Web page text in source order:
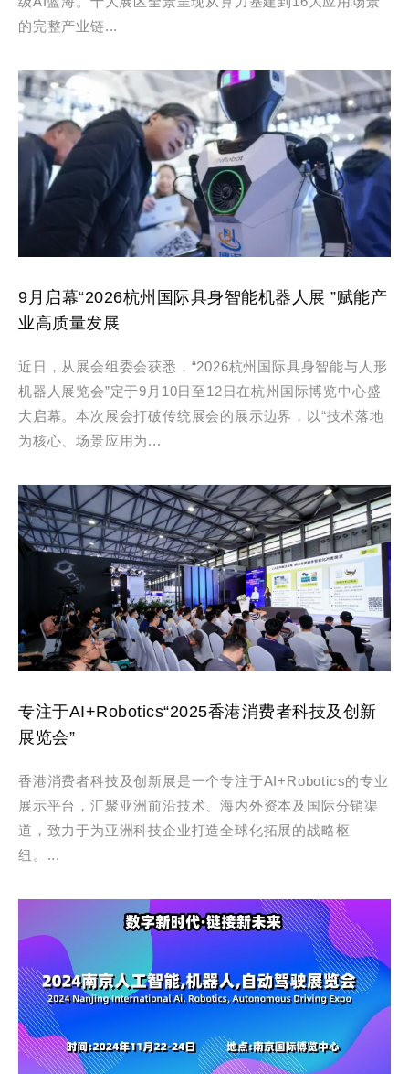
的完整产业链...
9月启幕“2026杭州国际具身智能机器人展 ”赋能产
业高质量发展
近日，从展会组委会获悉，“2026杭州国际具身智能与人形
机器人展览会”定于9月10日至12日在杭州国际博览中心盛
大启幕。本次展会打破传统展会的展示边界，以“技术落地
为核心、场景应用为...
专注于AI+Robotics“2025香港消费者科技及创新
展览会”
香港消费者科技及创新展是一个专注于AI+Robotics的专业
展示平台，汇聚亚洲前沿技术、海内外资本及国际分销渠
道，致力于为亚洲科技企业打造全球化拓展的战略枢
纽。...